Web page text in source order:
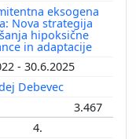
eksogena
Nova strategija
hipoksične
in adaptacije
- 30.6.2025
Debevec
3.467
4.